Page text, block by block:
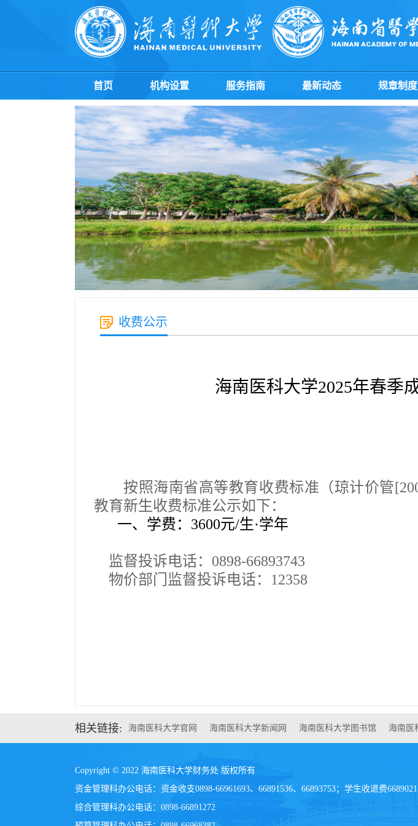
首页 机构设置 服务指南 最新动态 规章制度
收费公示
海南医科大学2025年春季
按照海南省高等教育收费标准（琼计价管
教育新生收费标准公示如下：
一、学费： 3600元/生·学年
监督投诉电话： 0898-66893743
物价部门监督投诉电话： 12358
相关链接: 海南医科大学官网 海南医科大学新闻网 海南医科大学图书馆 海南医
Copyright © 2022 海南医科大学财务处 版权所有
资金管理科办公电话：资金收支0898-66961693、66891536、66893753；学生收退费
综合管理科办公电话：0898-66891272